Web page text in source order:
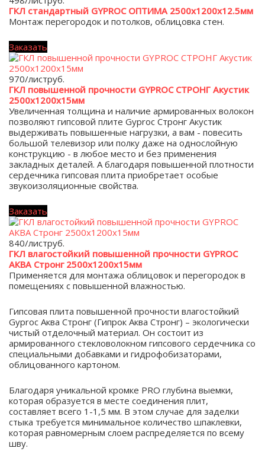
ГКЛ стандартный GYPROC ОПТИМА 2500х1200х12.5мм
Монтаж перегородок и потолков, облицовка стен.
Заказать
970/листруб.
ГКЛ повышенной прочности GYPROC СТРОНГ Акустик
2500х1200х15мм
Увеличенная толщина и наличие армированных волокон
позволяют гипсовой плите Gyproc Стронг Акустик
выдерживать повышенные нагрузки, а вам - повесить
большой телевизор или полку даже на однослойную
конструкцию - в любое место и без применения
закладных деталей. А благодаря повышенной плотности
сердечника гипсовая плита приобретает особые
звукоизоляционные свойства.
Заказать
840/листруб.
ГКЛ влагостойкий повышенной прочности GYPROC
АКВА Стронг 2500х1200х15мм
Применяется для монтажа облицовок и перегородок в
помещениях с повышенной влажностью.
Гипсовая плита повышенной прочности влагостойкий
Gyproc Аква Стронг (Гипрок Аква Стронг) – экологически
чистый отделочный материал. Он состоит из
армированного стекловолокном гипсового сердечника со
специальными добавками и гидрофобизаторами,
облицованного картоном.
Благодаря уникальной кромке PRO глубина выемки,
которая образуется в месте соединения плит,
составляет всего 1-1,5 мм. В этом случае для заделки
стыка требуется минимальное количество шпаклевки,
которая равномерным слоем распределяется по всему
шву.